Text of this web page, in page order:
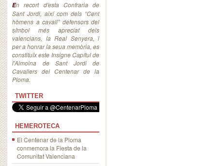
En recort d'esta Confraria de
Sant Jordi, així com dels “Cent
hòmens a cavall” defensors del
símbol més apreciat dels
valencians, la Real Senyera, i
per a honrar la seua memòria, es
constituïx este Insigne Capítul de
l'Almoina de Sant Jordi de
Cavallers del Centenar de la
Ploma.
TWITTER
HEMEROTECA
El Centenar de la Ploma
conmemora la Fiesta de la
Comunitat Valenciana